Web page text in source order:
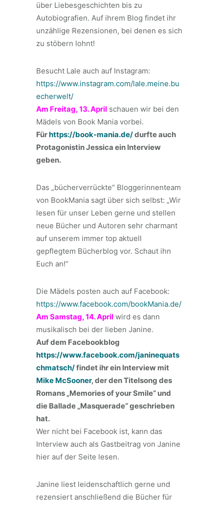
über Liebesgeschichten bis zu
Autobiografien. Auf ihrem Blog findet ihr
unzählige Rezensionen, bei denen es sich
zu stöbern lohnt!
Besucht Lale auch auf Instagram:
https://www.instagram.com/lale.meine.bu
echerwelt/
Am Freitag, 13. April schauen wir bei den
Mädels von Book Mania vorbei.
Fürhttps://book-mania.de/durfte auch
Protagonistin Jessica ein Interview
geben.
Das „bücherverrückte“ Bloggerinnenteam
von BookMania sagt über sich selbst: „Wir
lesen für unser Leben gerne und stellen
neue Bücher und Autoren sehr charmant
auf unserem immer top aktuell
gepflegtem Bücherblog vor. Schaut ihn
Euch an!“
Die Mädels posten auch auf Facebook:
https://www.facebook.com/bookMania.de/
Am Samstag, 14. April wird es dann
musikalisch bei der lieben Janine.
Auf dem Facebookblog
https://www.facebook.com/janinequats
chmatsch/findet ihr ein Interview mit
Mike McSooner, der den Titelsong des
Romans „Memories of your Smile“ und
die Ballade „Masquerade“ geschrieben
hat.
Wer nicht bei Facebook ist, kann das
Interview auch als Gastbeitrag von Janine
hier auf der Seite lesen.
Janine liest leidenschaftlich gerne und
rezensiert anschließend die Bücher für